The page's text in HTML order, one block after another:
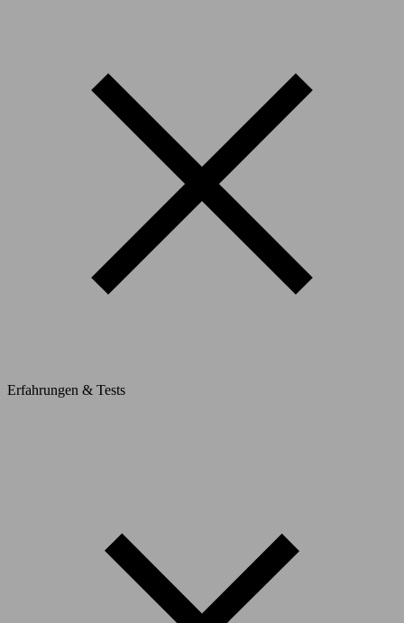
Erfahrungen & Tests